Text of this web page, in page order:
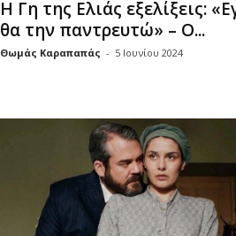
Η Γη της Ελιάς εξελίξεις:
θα την παντρευτώ» – Ο...
Θωμάς Καραπαπάς - 5 Ιουνίου 2024